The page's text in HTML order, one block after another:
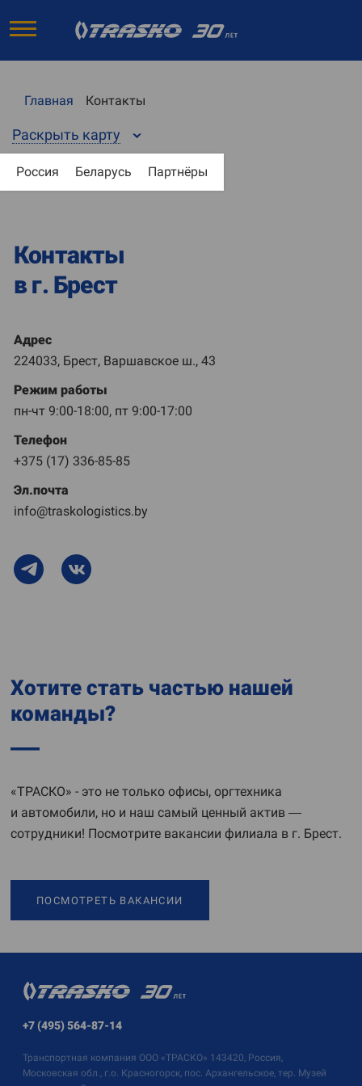
Главная Контакты
Раскрыть карту
Россия Беларусь Партнёры
Контакты
в г. Брест
Адрес
224033, Брест, Варшавское ш., 43
Режим работы
пн-чт 9:00-18:00, пт 9:00-17:00
Телефон
+375 (17) 336-85-85
Эл.почта
info@traskologistics.by
Хотите стать частью нашей
команды?
«ТРАСКО» - это не только офисы, оргтехника
и автомобили, но и наш самый ценный актив —
сотрудники! Посмотрите вакансии филиала в г. Брест.
ПОСМОТРЕТЬ ВАКАНСИИ
+7 (495) 564-87-14
Транспортная компания ООО «ТРАСКО» 143420, Россия,
Московская обл., г.о. Красногорск, пос. Архангельское, тер. Музей